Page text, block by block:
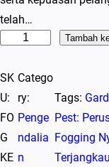
telah…
a
n
t
i
t
Tambah
SK
U:
FO
G
KE
Catego
ry:
Penge
ndalia
n
Tags:
Pest:
Fogging
Terjangkau